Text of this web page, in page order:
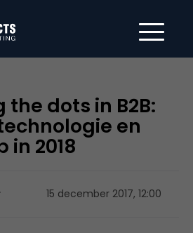
dots in B2B:
en
in 2018
15 december 2017, 12:00